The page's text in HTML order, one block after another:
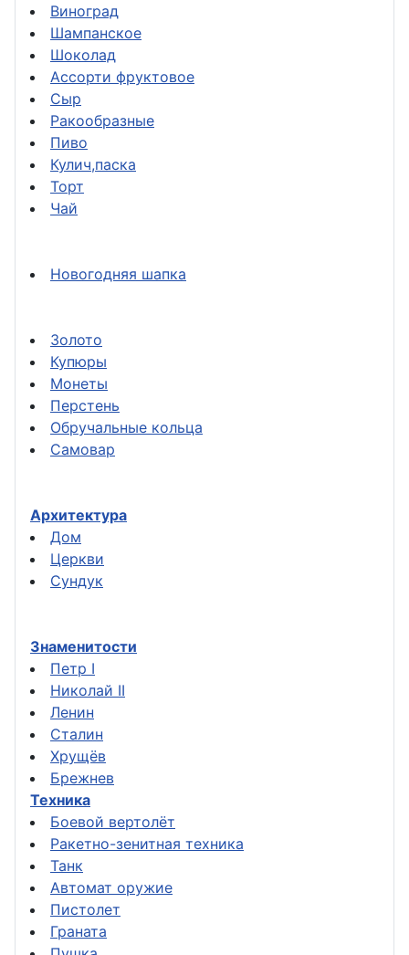
Виноград
Шампанское
Шоколад
Ассорти фруктовое
Сыр
Ракообразные
Пиво
Кулич,паска
Торт
Чай
Новогодняя шапка
Золото
Купюры
Монеты
Перстень
Обручальные кольца
Самовар
Архитектура
Дом
Церкви
Сундук
Знаменитости
Петр I
Николай II
Ленин
Сталин
Хрущёв
Брежнев
Техника
Боевой вертолёт
Ракетно-зенитная техника
Танк
Автомат оружие
Пистолет
Граната